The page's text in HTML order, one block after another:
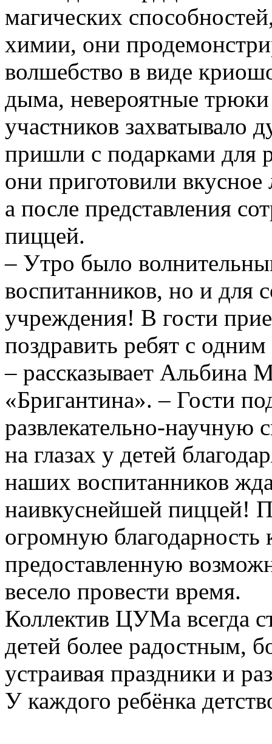
магических
химии, они
волшебство в виде
дыма, невероятные
участников
пришли с подарками для
они приготовили
а после представления
пиццей.
– Утро было
воспитанников, но и для
учреждения! В гости
поздравить ребят с
– рассказывает Альбина
«Бригантина». – Гости
развлекательно-научную
на глазах у детей
наших воспитанников
наивкуснейшей пиццей!
огромную
предоставленную
весело провести время.
Коллектив ЦУМа всегда
детей более радостным,
устраивая праздники и
У каждого ребёнка